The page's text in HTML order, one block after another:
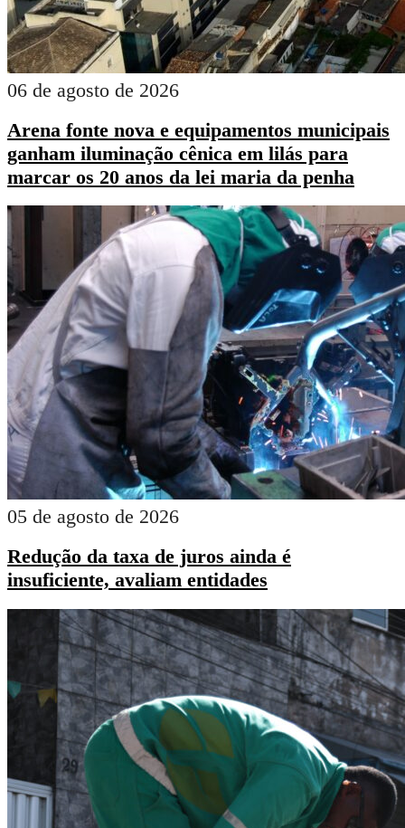
06 de agosto de 2026
Arena fonte nova e equipamentos municipais
ganham iluminação cênica em lilás para
marcar os 20 anos da lei maria da penha
05 de agosto de 2026
Redução da taxa de juros ainda é
insuficiente, avaliam entidades